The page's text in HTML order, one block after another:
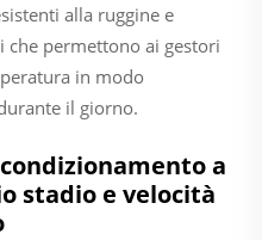
alla ruggine e
permettono ai gestori
in modo
il giorno.
a
stadio e velocità